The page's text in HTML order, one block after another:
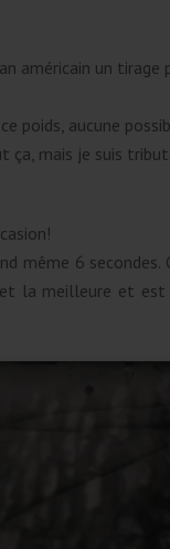
américain un tirage
poids, aucune
mais je suis
même 6 secondes.
la meilleure et est